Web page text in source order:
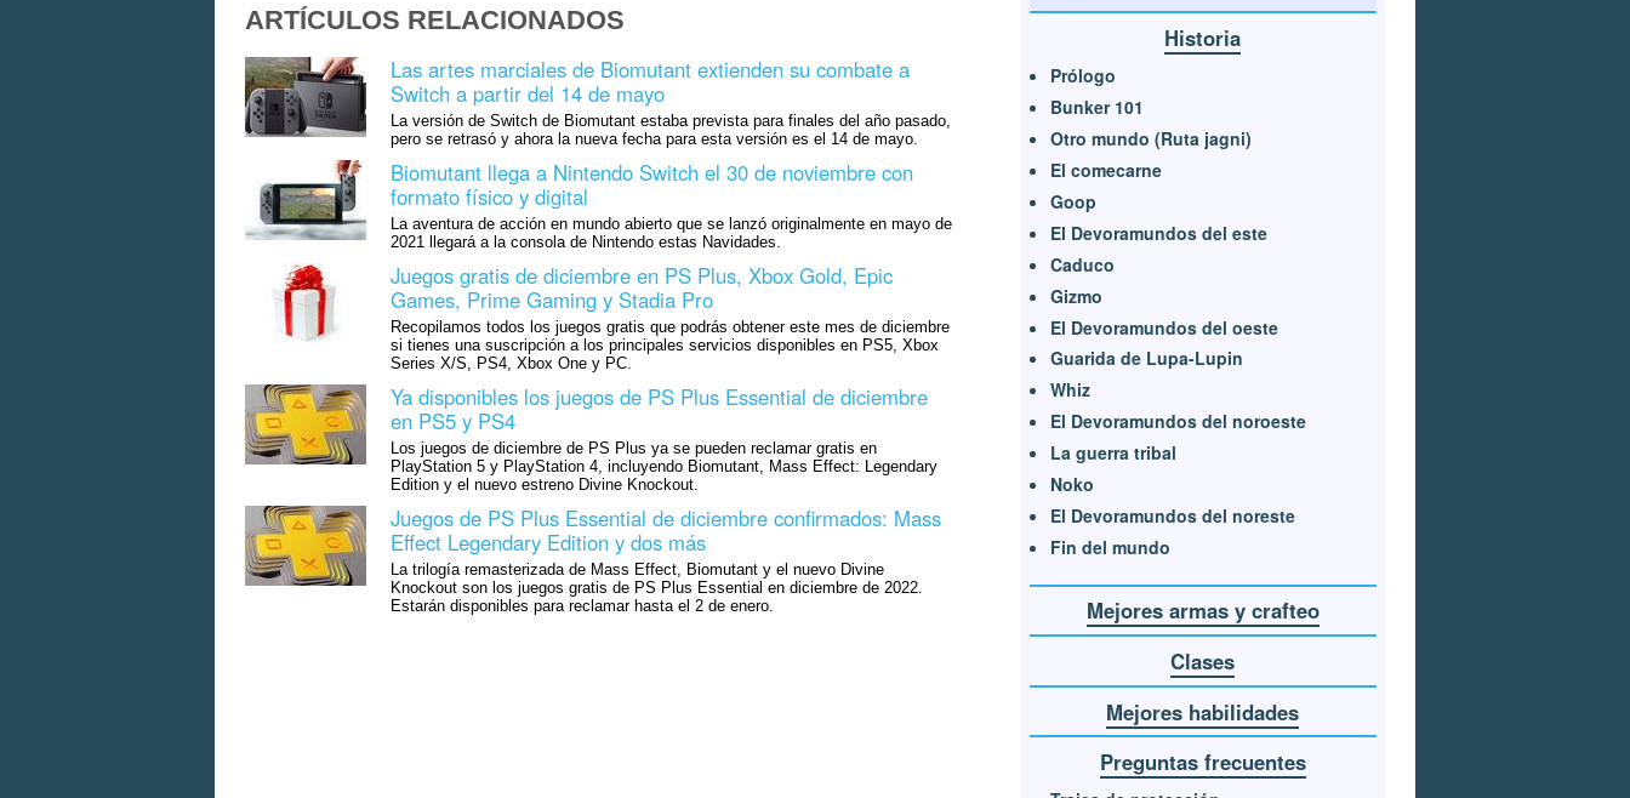
ARTÍCULOS RELACIONADOS
Las artes marciales de Biomutant extienden su combate a
Switch a partir del 14 de mayo
La versión de Switch de Biomutant estaba prevista para finales del año pasado,
pero se retrasó y ahora la nueva fecha para esta versión es el 14 de mayo.
Biomutant llega a Nintendo Switch el 30 de noviembre con
formato físico y digital
La aventura de acción en mundo abierto que se lanzó originalmente en mayo de
2021 llegará a la consola de Nintendo estas Navidades.
Juegos gratis de diciembre en PS Plus, Xbox Gold, Epic
Games, Prime Gaming y Stadia Pro
Recopilamos todos los juegos gratis que podrás obtener este mes de diciembre
si tienes una suscripción a los principales servicios disponibles en PS5, Xbox
Series X/S, PS4, Xbox One y PC.
Ya disponibles los juegos de PS Plus Essential de diciembre
en PS5 y PS4
Los juegos de diciembre de PS Plus ya se pueden reclamar gratis en
PlayStation 5 y PlayStation 4, incluyendo Biomutant, Mass Effect: Legendary
Edition y el nuevo estreno Divine Knockout.
Juegos de PS Plus Essential de diciembre confirmados: Mass
Effect Legendary Edition y dos más
La trilogía remasterizada de Mass Effect, Biomutant y el nuevo Divine
Knockout son los juegos gratis de PS Plus Essential en diciembre de 2022.
Estarán disponibles para reclamar hasta el 2 de enero.
Historia
Prólogo
Bunker 101
Otro mundo (Ruta jagni)
El comecarne
Goop
El Devoramundos del este
Caduco
Gizmo
El Devoramundos del oeste
Guarida de Lupa-Lupin
Whiz
El Devoramundos del noroeste
La guerra tribal
Noko
El Devoramundos del noreste
Fin del mundo
Mejores armas y crafteo
Clases
Mejores habilidades
Preguntas frecuentes